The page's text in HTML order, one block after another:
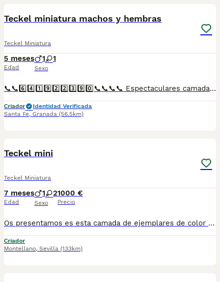
Teckel miniatura machos y hembras
Teckel Miniatura
5 meses
Edad
1 1
Sexo
📞📞6️⃣4️⃣1️⃣9️⃣2️⃣2️⃣3️⃣9️⃣0️⃣📞📞📞📞 Espectaculares camadas de perritos de Teckel miniatura descendientes de las mejores líneas de sangre. Disponibles tanto hembras como machos. Las camadas están bajo supervisión veterinaria desde su nacimiento hasta que son entregadas a su nueva familia. Criados por un equipo de profesionales y mejores personas que, con más de 20 años de experiencia , cuidan a los animales por vocación, aplicando una cría ética y responsable para que cada cachorro se desarrolle con la mejor salud y con un buen temperamento. Todos los cachorritos se entregan con unos dos meses y medio de edad y sus vacunas correspondientes, desparasitados interna y externamente, con certificado de salud, y garantía tanto por enfermedad vírica como congénito genética. Posibilidad de entregar en toda España mediante transporte propio preparado para animales y con chofer privado. Los precios pueden variar según las características y morfología de cada cachorro. Añádenos al whats app o llámanos, y encantados atenderemos todas tus dudas y consultas. Teléfono / Whats app: 641 92 23 90
Criador
Identidad Verificada
Santa Fe, Granada (56.5km)
Teckel mini
Teckel Miniatura
7 meses
Edad
1 2
Sexo
1000 €
Precio
Os presentamos es esta camada de ejemplares de color chocolate liso y chocolate arlequín se entrega con toda la documentación al día, hacemos envíos a toda España y cuando el perrito llegue a su casa lo pagaría (contrareembolso). Puedes ver más ejemplares en nuestro Tik Tok: @pirobullcriadero @ctrocaninopirobull8 Para más información puedes hablarnos al 694401478
Criador
Montellano, Sevilla (133km)